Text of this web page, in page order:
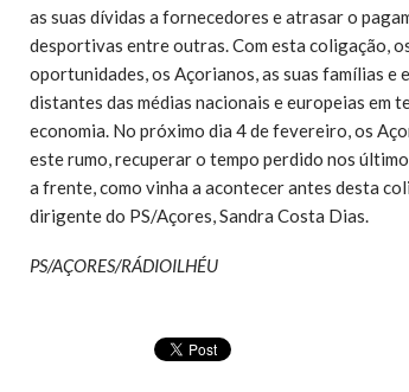
as suas dívidas a fornecedores e atrasar o
desportivas entre outras. Com esta coligação,
oportunidades, os Açorianos, as suas famílias e
distantes das médias nacionais e europeias em
economia. No próximo dia 4 de fevereiro, os
este rumo, recuperar o tempo perdido nos
a frente, como vinha a acontecer antes desta
dirigente do PS/Açores, Sandra Costa Dias.
PS/AÇORES/RÁDIOILHÉU